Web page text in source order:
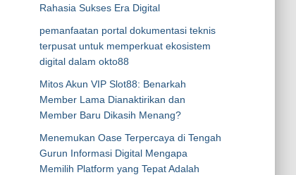
Rahasia Sukses Era Digital
pemanfaatan portal dokumentasi teknis
terpusat untuk memperkuat ekosistem
digital dalam okto88
Mitos Akun VIP Slot88: Benarkah
Member Lama Dianaktirikan dan
Member Baru Dikasih Menang?
Menemukan Oase Terpercaya di Tengah
Gurun Informasi Digital Mengapa
Memilih Platform yang Tepat Adalah